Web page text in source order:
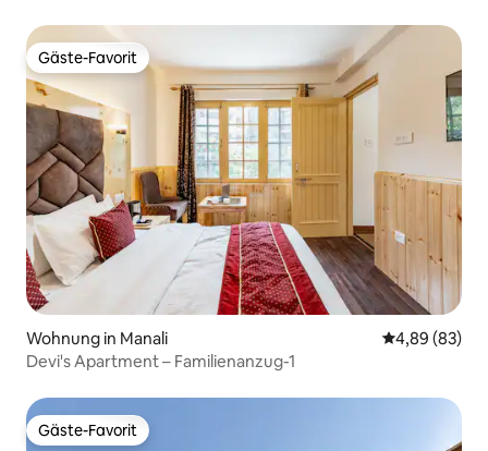
Gäste-Favorit
Gäste-Favorit
Wohnung in Manali
4,89 (83)
Devi's Apartment – Familienanzug-1
Gäste-Favorit
Gäste-Favorit